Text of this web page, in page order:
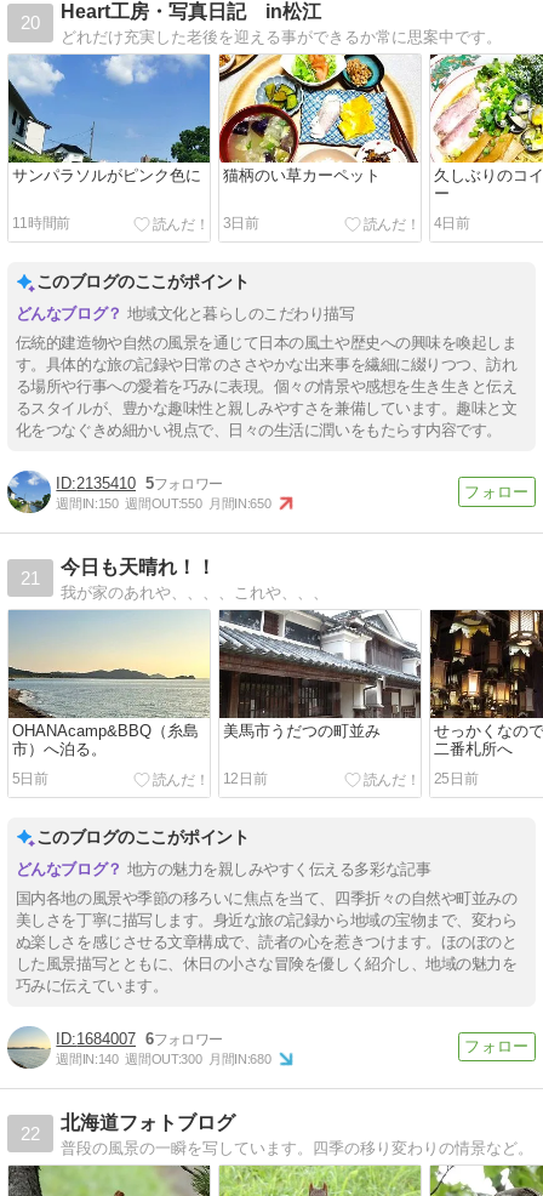
20
Heart工房・写真日記 in松江
どれだけ充実した老後を迎える事ができるか常に思案中です。
サンパラソルがピンク色に
11時間前
猫柄のい草カーペット
3日前
久しぶりのコ
ー
4日前
このブログのここがポイント
地域文化と暮らしのこだわり描写
伝統的建造物や自然の風景を通じて日本の風土や歴史への興味を喚起しま
す。具体的な旅の記録や日常のささやかな出来事を繊細に綴りつつ、訪れ
る場所や行事への愛着を巧みに表現。個々の情景や感想を生き生きと伝え
るスタイルが、豊かな趣味性と親しみやすさを兼備しています。趣味と文
化をつなぐきめ細かい視点で、日々の生活に潤いをもたらす内容です。
2135410 5
週間IN:150 週間OUT:550 月間IN:650
21
今日も天晴れ！！
我が家のあれや、、、、これや、、、
OHANAcamp&BBQ（糸島
市）へ泊る。
5日前
美馬市うだつの町並み
12日前
せっかくなの
二番札所へ
25日前
このブログのここがポイント
地方の魅力を親しみやすく伝える多彩な記事
国内各地の風景や季節の移ろいに焦点を当て、四季折々の自然や町並みの
美しさを丁寧に描写します。身近な旅の記録から地域の宝物まで、変わら
ぬ楽しさを感じさせる文章構成で、読者の心を惹きつけます。ほのぼのと
した風景描写とともに、休日の小さな冒険を優しく紹介し、地域の魅力を
巧みに伝えています。
1684007 6
週間IN:140 週間OUT:300 月間IN:680
22
北海道フォトブログ
普段の風景の一瞬を写しています。四季の移り変わりの情景など。